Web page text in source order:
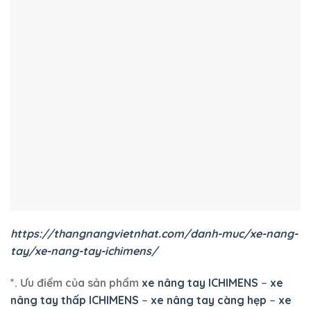
https://thangnangvietnhat.com/danh-muc/xe-nang-
tay/xe-nang-tay-ichimens/
*. Ưu điểm của sản phẩm xe nâng tay ICHIMENS – xe
nâng tay thấp ICHIMENS – xe nâng tay càng hẹp – xe